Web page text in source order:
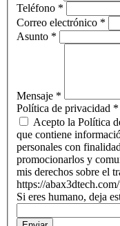
Teléfono *
Correo electrónico *
Asunto *
Mensaje *
Política de privacidad *
Acepto la Política
que contiene
personales con
promocionarlos y
mis derechos sobre el
https://
Si eres humano, deja